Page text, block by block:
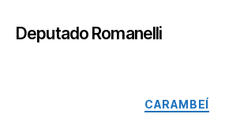
Deputado Romanelli
CARAMBEÍ